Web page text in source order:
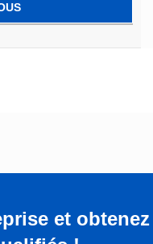
et obtenez